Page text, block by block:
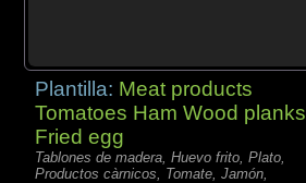
Plantilla: Meat products
Tomatoes Ham Wood planks
Fried egg
Tablones de madera, Huevo frito, Plato,
Productos càrnicos, Tomate, Jamón,